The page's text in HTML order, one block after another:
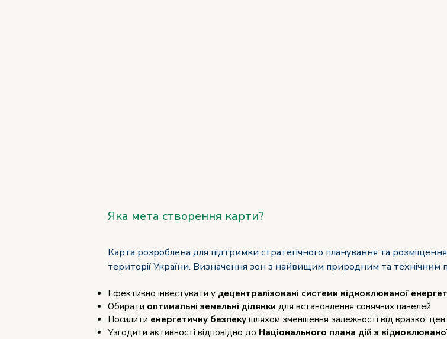
Яка мета створення карти?
Карта розроблена для підтримки стратегічного планування та
території України. Визначення зон з найвищим природним та технічним
Ефективно інвестувати у децентралізовані системи відновлюваної
Обирати оптимальні земельні ділянки для встановлення сонячних панелей
Посилити енергетичну безпеку шляхом зменшення залежності від вразкої
Узгодити активності відповідно до Національного плана дій з